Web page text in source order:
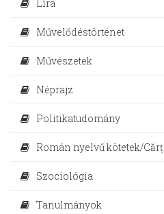
Líra
Művelődéstörténet
Művészetek
Néprajz
Politikatudomány
Román nyelvű kötetek/
Szociológia
Tanulmányok